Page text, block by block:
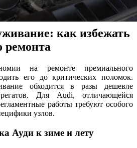
как избежать
ремонта
на ремонте премиального
его до критических поломок.
обходится в разы дешевле
Для Audi, отличающейся
работы требуют особого
узлов.
Ауди к зиме и лету